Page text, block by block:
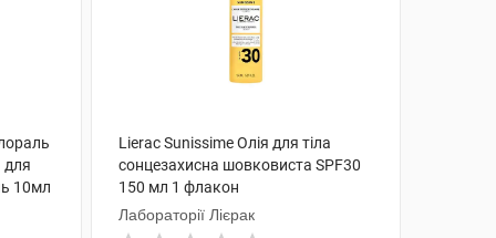
для
10мл
Lierac Sunissime Олія для тіла
сонцезахисна шовковиста SPF30
150 мл 1 флакон
Лабораторії Лієрак